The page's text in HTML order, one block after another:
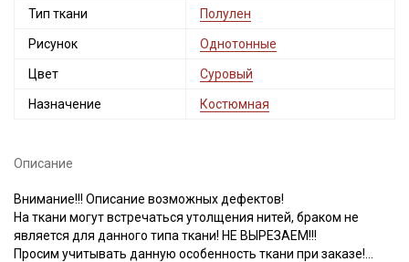
Тип ткани Полулен
Рисунок Однотонные
Цвет Суровый
Назначение Костюмная
Описание
Внимание!!! Описание возможных дефектов!
На ткани могут встречаться утолщения нитей, браком не
является для данного типа ткани! НЕ ВЫРЕЗАЕМ!!!
Просим учитывать данную особенность ткани при заказе!